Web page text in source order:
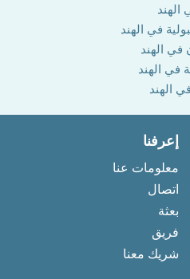
الهند
في الهند
في الهند
في الهند
الهند
إعرفنا
معلومات عنا
اتصال
بعثة
فريق
شريك معنا